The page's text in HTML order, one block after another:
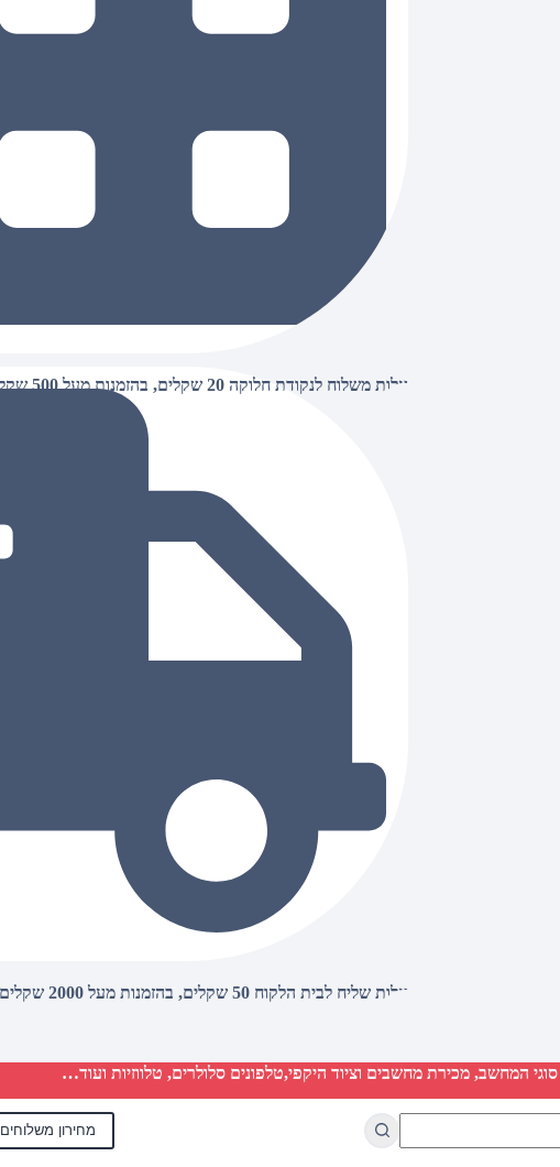
עלות משלוח לנקודת חלוקה 20 שקלים, בהזמנות מעל 500 שקלים ללא חיוב (חינם),
עלות שליח לבית הלקוח 50 שקלים, בהזמנות מעל 2000 שקלים ללא חיוב (חינם)
המחשב, מכירת מחשבים וציוד היקפי,טלפונים סלולרים, טלווזיות ועוד…
מחירון משלוחים